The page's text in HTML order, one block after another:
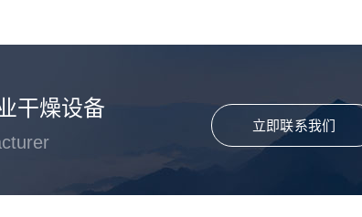
干燥设备
立即联系我们